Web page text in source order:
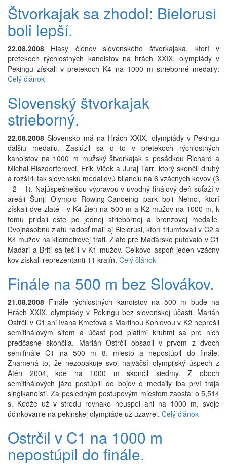
Štvorkajak sa zhodol: Bielorusi
boli lepší.
22.08.2008 Hlasy členov slovenského štvorkajaka, ktorí v
pretekoch rýchlostných kanoistov na hrách XXIX. olympiády v
Pekingu získali v pretekoch K4 na 1000 m strieborné medaily:
Celý článok
Slovenský štvorkajak
strieborný.
22.08.2008 Slovensko má na Hrách XXIX. olympiády v Pekingu
ďalšiu medailu. Zaslúžil sa o to v pretekoch rýchlostných
kanoistov na 1000 m mužský štvorkajak s posádkou Richard a
Michal Riszdorferovci, Erik Vlček a Juraj Tarr, ktorý skončil druhý
a rozšíril tak slovenskú medailovú bilanciu na 6 vzácnych kovov (3
- 2 - 1). Najúspešnejšou výpravou v úvodný finálový deň súťaží v
areáli Šunji Olympic Rowing-Canoeing park boli Nemci, ktorí
získali dve zlaté - v K4 žien na 500 m a K2 mužov na 1000 m, k
tomu pridali ešte po jednej striebornej a bronzovej medaile.
Dvojnásobnú zlatú radosť mali aj Bielorusi, ktorí triumfovali v C2 a
K4 mužov na kilometrovej trati. Zlato pre Maďarsko putovalo v C1
Maďari a Briti sa tešili v K1 mužov. Celkovo aspoň jeden vzácny
kov získali reprezentanti 11 krajín. Celý článok
Finále na 500 m bez Slovákov.
21.08.2008 Finále rýchlostných kanoistov na 500 m bude na
Hrách XXIX. olympiády v Pekingu bez slovenskej účasti. Marián
Ostrčil v C1 ani Ivana Kmeťová s Martinou Kohlovou v K2 neprešli
semifinálovým sitom a účasť pod piatimi kruhmi sa pre nich
predčasne skončila. Marián Ostrčil obsadil v prvom z dvoch
semifinále C1 na 500 m 8. miesto a nepostúpil do finále.
Znamená to, že nezopakuje svoj najväčší olympijský úspech z
Atén 2004, kde na 1000 m skončil siedmy. Z oboch
semifinálových jázd postúpili do bojov o medaily iba prví traja
singlkanoisti. Za posledným postupovým miestom zaostal o 5,514
s. Keďže už v stredu rovnako neuspel ani na 1000 m, svoje
účinkovanie na pekinskej olympiáde už uzavrel. Celý článok
Ostrčil v C1 na 1000 m
nepostúpil do finále.